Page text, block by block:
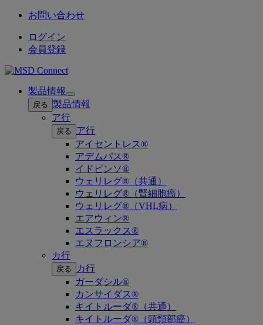
お問い合わせ
ログイン
会員登録
製品情報
Open
submenu
戻る 製品情報
ア行
戻る
ア行
アイセントレス®
アデムパス®
イドビンソ®
ウェリレグ®（共通）
ウェリレグ®（腎細胞癌）
ウェリレグ®（VHL病）
エアウィン®
エスラックス®
エヌフロンシア®
カ行
戻る
カ行
ガーダシル®
カンサイダス®
キイトルーダ®（共通）
キイトルーダ®（頭頸部癌）